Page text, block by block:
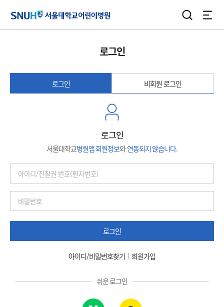
검색
로그인
로그인 비회원 로그인
로그인
서울대학교병원앱 회원정보와연동되지 않습니다.
로그인
아이디/비밀번호찾기 회원가입
쉬운 로그인